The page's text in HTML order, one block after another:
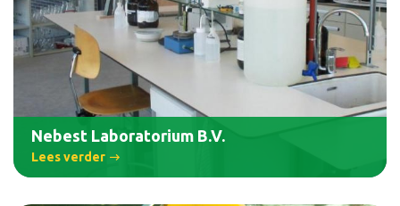
Nebest Laboratorium B.V.
Lees verder